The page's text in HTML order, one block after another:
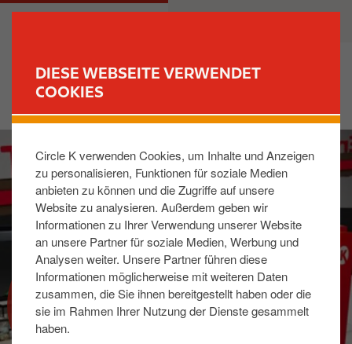
DIESE WEBSEITE VERWENDET
COOKIES
Circle K verwenden Cookies, um Inhalte und Anzeigen
zu personalisieren, Funktionen für soziale Medien
anbieten zu können und die Zugriffe auf unsere
Website zu analysieren. Außerdem geben wir
Informationen zu Ihrer Verwendung unserer Website
an unsere Partner für soziale Medien, Werbung und
Analysen weiter. Unsere Partner führen diese
Informationen möglicherweise mit weiteren Daten
zusammen, die Sie ihnen bereitgestellt haben oder die
sie im Rahmen Ihrer Nutzung der Dienste gesammelt
haben.
m
I
h
a
M
v
m
a
g
e
CIRCLE K AUF DER UNITI
EXPO